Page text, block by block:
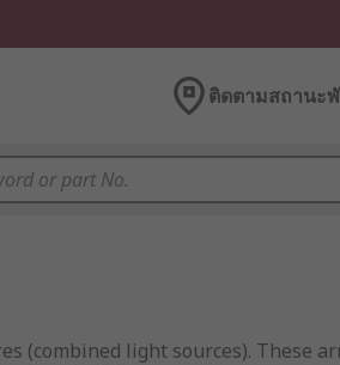
ติดตามสถานะ
(combined light sources). These